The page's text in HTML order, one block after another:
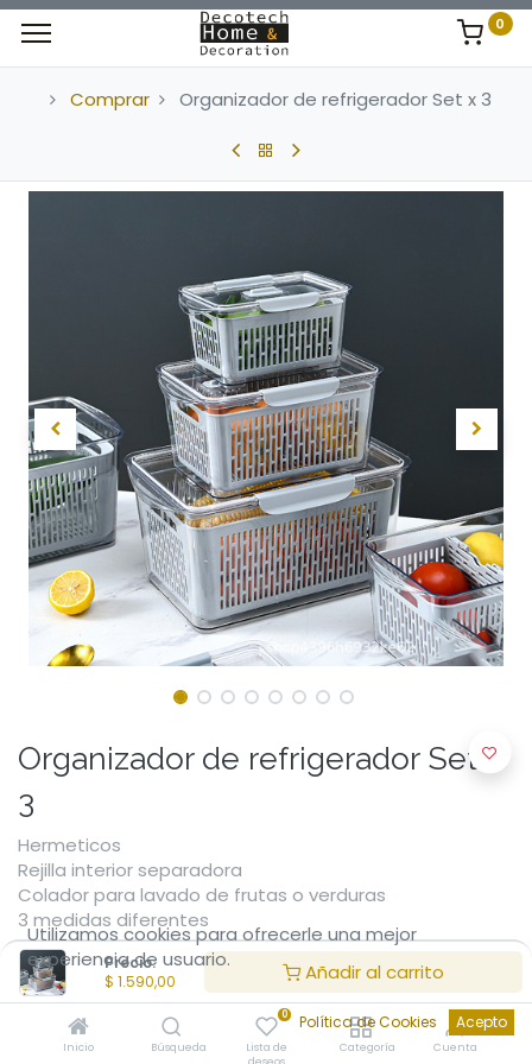
Precio:
$ 1.590,00 Añadir al carrito
Inicio Búsqueda
0
Lista de
Categoría Cuenta
0
Comprar Organizador de refrigerador Set x 3
Organizador de refrigerador Set x
3
Hermeticos
Rejilla interior separadora
Colador para lavado de frutas o verduras
3 medidas diferentes
$1.590,00
Utilizamos cookies para ofrecerle una mejor
experiencia de usuario.
Política de Cookies Acepto